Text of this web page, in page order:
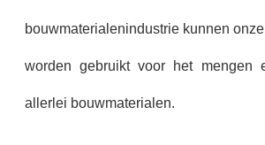
bouwmaterialenindustrie kunnen
worden gebruikt voor het mengen
allerlei bouwmaterialen.